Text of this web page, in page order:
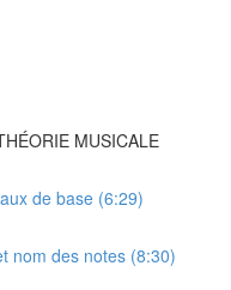
MUSICALE
de base (6:29)
nom des notes (8:30)